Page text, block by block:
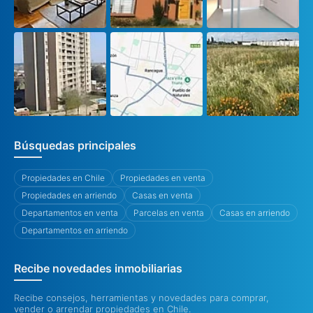
Búsquedas principales
Propiedades en Chile
Propiedades en venta
Propiedades en arriendo
Casas en venta
Departamentos en venta
Parcelas en venta
Casas en arriendo
Departamentos en arriendo
Recibe novedades inmobiliarias
Recibe consejos, herramientas y novedades para comprar,
vender o arrendar propiedades en Chile.